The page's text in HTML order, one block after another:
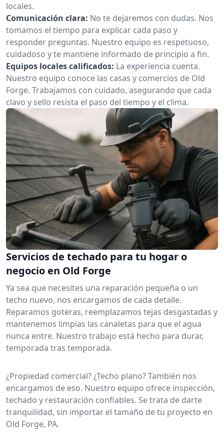
locales.
Comunicación clara: No te dejaremos con dudas. Nos
tomamos el tiempo para explicar cada paso y
responder preguntas. Nuestro equipo es respetuoso,
cuidadoso y te mantiene informado de principio a fin.
Equipos locales calificados: La experiencia cuenta.
Nuestro equipo conoce las casas y comercios de Old
Forge. Trabajamos con cuidado, asegurando que cada
clavo y sello resista el paso del tiempo y el clima.
Servicios de techado para tu hogar o
negocio en Old Forge
Ya sea que necesites una reparación pequeña o un
techo nuevo, nos encargamos de cada detalle.
Reparamos goteras, reemplazamos tejas desgastadas y
mantenemos limpias las canaletas para que el agua
nunca entre. Nuestro trabajo está hecho para durar,
temporada tras temporada.
¿Propiedad comercial? ¿Techo plano? También nos
encargamos de eso. Nuestro equipo ofrece inspección,
techado y restauración confiables. Se trata de darte
tranquilidad, sin importar el tamaño de tu proyecto en
Old Forge, PA.